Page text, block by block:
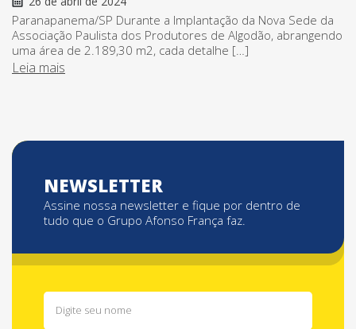
Paranapanema/SP Durante a Implantação da Nova Sede da
Associação Paulista dos Produtores de Algodão, abrangendo
uma área de 2.189,30 m2, cada detalhe […]
Leia mais
NEWSLETTER
Assine nossa newsletter e fique por dentro de
tudo que o Grupo Afonso França faz.